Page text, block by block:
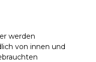
werden
von innen und